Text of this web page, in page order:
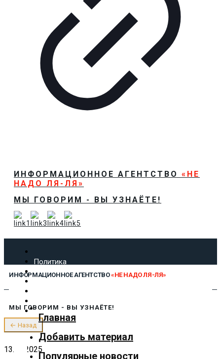
ИНФОРМАЦИОННОЕ АГЕНТСТВО «НЕ
НАДО ЛЯ-ЛЯ»
МЫ ГОВОРИМ - ВЫ УЗНАЁТЕ!
Политика
Экономика
Культура
Предложить новость
О нас
ИНФОРМАЦИОННОЕ АГЕНТСТВО«НЕ НАДО ЛЯ-ЛЯ»
Главная
Добавить материал
Популярные новости
МЫ ГОВОРИМ - ВЫ УЗНАЁТЕ!
← Назад
13.10.2025